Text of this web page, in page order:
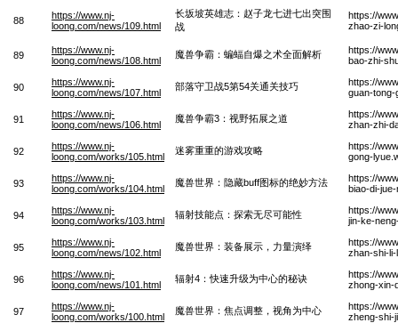
88
https://www.nj-
loong.com/news/109.html
长坂坡英雄志：赵子龙七进七出突围
战
https://
zhao-zi-
89
https://www.nj-
loong.com/news/108.html
魔兽争霸：蝙蝠自爆之术全面解析
https://
bao-zhi-
90
https://www.nj-
loong.com/news/107.html
部落守卫战5第54关通关技巧
https://
guan-tong-
91
https://www.nj-
loong.com/news/106.html
魔兽争霸3：视野拓展之道
https://
zhan-zhi-
92
https://www.nj-
loong.com/works/105.html
迷雾重重的游戏攻略
https://
gong-
93
https://www.nj-
loong.com/works/104.html
魔兽世界：隐藏buff图标的绝妙方法
https://
biao-di-
94
https://www.nj-
loong.com/works/103.html
辐射技能点：探索无尽可能性
https://
jin-ke-
95
https://www.nj-
loong.com/news/102.html
魔兽世界：装备展示，力量演绎
https://
zhan-shi-
96
https://www.nj-
loong.com/news/101.html
辐射4：快速升级为中心的秘诀
https://
zhong-xin-
97
https://www.nj-
loong.com/works/100.html
魔兽世界：焦点调整，视角为中心
https://
zheng-shi-